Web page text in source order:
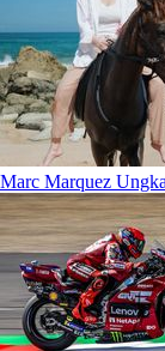
Marc Marquez